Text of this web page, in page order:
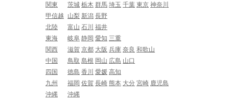
関東
茨城 栃木 群馬 埼玉 千葉 東京 神奈川
甲信越
山梨 新潟 長野
北陸
富山 石川 福井
東海
岐阜 静岡 愛知 三重
関西
滋賀 京都 大阪 兵庫 奈良 和歌山
中国
鳥取 島根 岡山 広島 山口
四国
徳島 香川 愛媛 高知
九州
福岡 佐賀 長崎 熊本 大分 宮崎 鹿児島
沖縄
沖縄